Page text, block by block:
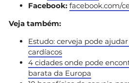
Facebook: facebook.com/
Veja também:
Estudo: cerveja pode
cardíacos
4 cidades onde pode
barata da Europa